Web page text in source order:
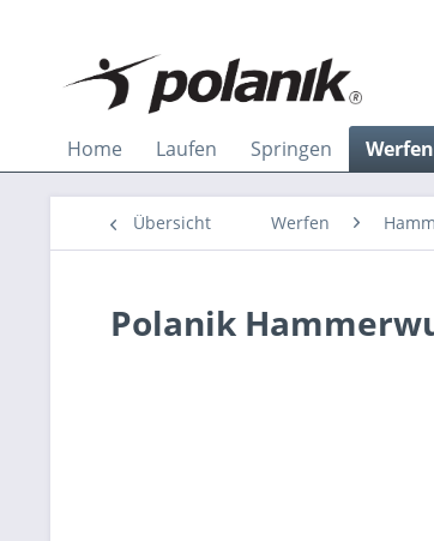
Home Laufen Springen Werfen
Übersicht Werfen
Polanik